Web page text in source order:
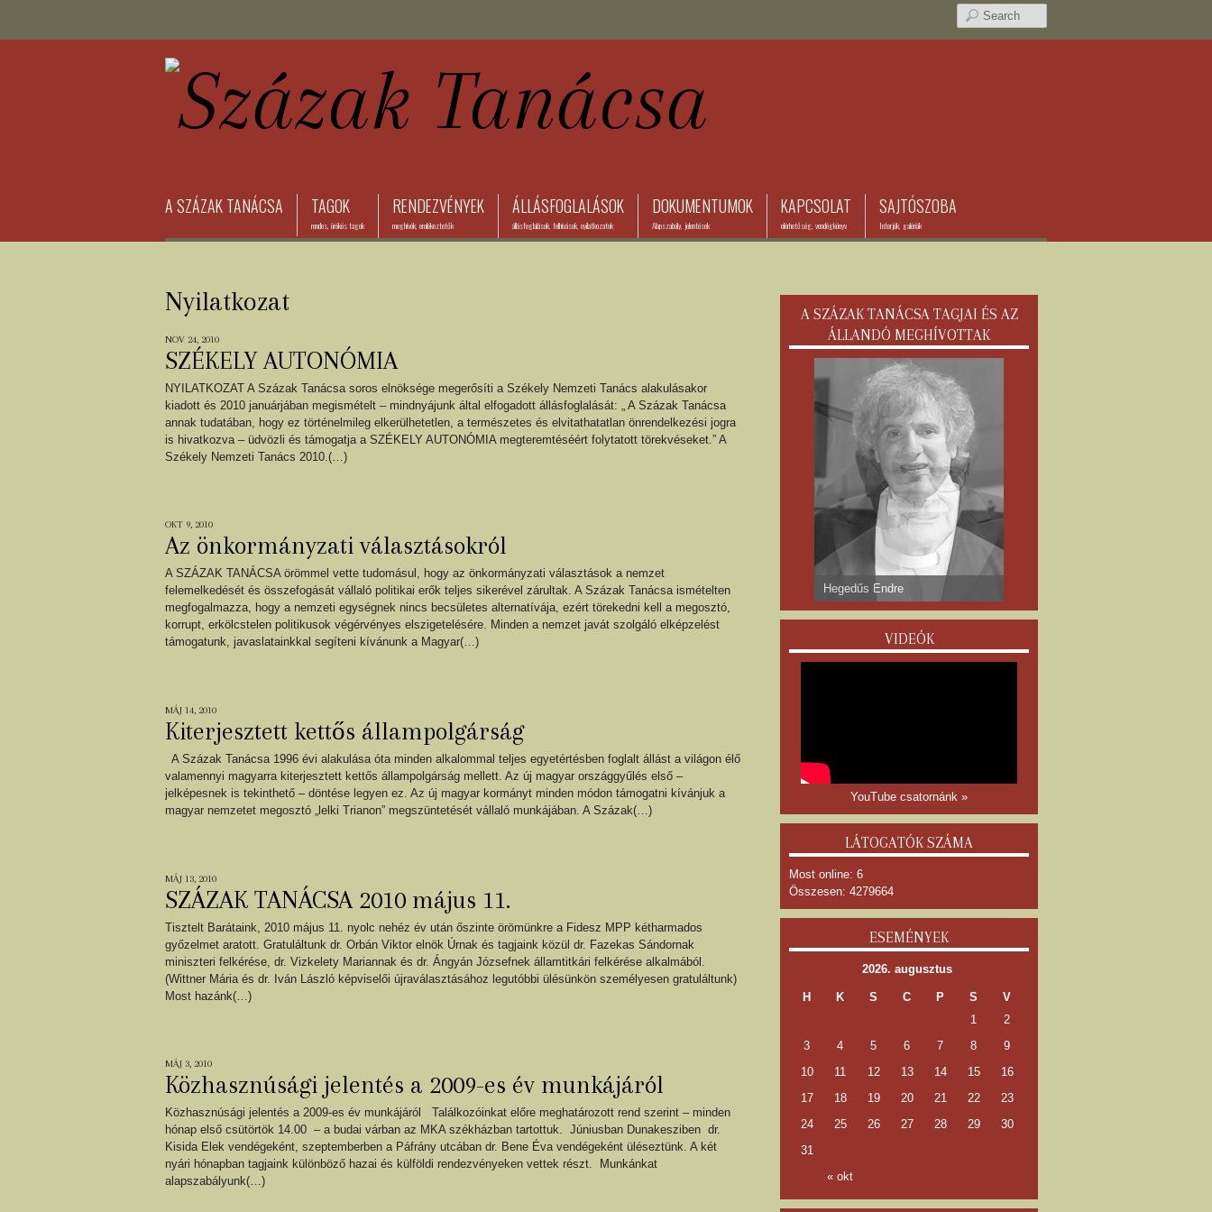
A SZÁZAK TANÁCSA TAGOK
rendes, örökös tagok
RENDEZVÉNYEK
meghívók, emlékeztetők
ÁLLÁSFOGLALÁSOK
állásfoglalások, felhívások, nyilatkozatok
DOKUMENTUMOK
Alapszabály, jelentések
KAPCSOLAT
elérhetőség, vendégkönyv
SAJTÓSZOBA
Interjúk, galériák
Nyilatkozat
NOV 24, 2010
SZÉKELY AUTONÓMIA
NYILATKOZAT A Százak Tanácsa soros elnöksége megerősíti a Székely Nemzeti Tanács alakulásakor
kiadott és 2010 januárjában megismételt – mindnyájunk által elfogadott állásfoglalását: „ A Százak Tanácsa
annak tudatában, hogy ez történelmileg elkerülhetetlen, a természetes és elvitathatatlan önrendelkezési jogra
is hivatkozva – üdvözli és támogatja a SZÉKELY AUTONÓMIA megteremtéséért folytatott törekvéseket.” A
Székely Nemzeti Tanács 2010.(…)
OKT 9, 2010
Az önkormányzati választásokról
A SZÁZAK TANÁCSA örömmel vette tudomásul, hogy az önkormányzati választások a nemzet
felemelkedését és összefogását vállaló politikai erők teljes sikerével zárultak. A Százak Tanácsa ismételten
megfogalmazza, hogy a nemzeti egységnek nincs becsületes alternatívája, ezért törekedni kell a megosztó,
korrupt, erkölcstelen politikusok végérvényes elszigetelésére. Minden a nemzet javát szolgáló elképzelést
támogatunk, javaslatainkkal segíteni kívánunk a Magyar(…)
MÁJ 14, 2010
Kiterjesztett kettős állampolgárság
A Százak Tanácsa 1996 évi alakulása óta minden alkalommal teljes egyetértésben foglalt állást a világon élő
valamennyi magyarra kiterjesztett kettős állampolgárság mellett. Az új magyar országgyűlés első –
jelképesnek is tekinthető – döntése legyen ez. Az új magyar kormányt minden módon támogatni kívánjuk a
magyar nemzetet megosztó „lelki Trianon” megszüntetését vállaló munkájában. A Százak(…)
MÁJ 13, 2010
SZÁZAK TANÁCSA 2010 május 11.
Tisztelt Barátaink, 2010 május 11. nyolc nehéz év után őszinte örömünkre a Fidesz MPP kétharmados
győzelmet aratott. Gratuláltunk dr. Orbán Viktor elnök Úrnak és tagjaink közül dr. Fazekas Sándornak
miniszteri felkérése, dr. Vizkelety Mariannak és dr. Ángyán Józsefnek államtitkári felkérése alkalmából.
(Wittner Mária és dr. Iván László képviselői újraválasztásához legutóbbi ülésünkön személyesen gratuláltunk)
Most hazánk(…)
MÁJ 3, 2010
Közhasznúsági jelentés a 2009-es év munkájáról
Közhasznúsági jelentés a 2009-es év munkájáról Találkozóinkat előre meghatározott rend szerint – minden
hónap első csütörtök 14.00 – a budai várban az MKA székházban tartottuk. Júniusban Dunakesziben dr.
Kisida Elek vendégeként, szeptemberben a Páfrány utcában dr. Bene Éva vendégeként üléseztünk. A két
nyári hónapban tagjaink különböző hazai és külföldi rendezvényeken vettek részt. Munkánkat
alapszabályunk(…)
A SZÁZAK TANÁCSA TAGJAI ÉS AZ
ÁLLANDÓ MEGHÍVOTTAK
dr. Gyulay Endre
VIDEÓK
YouTube csatornánk »
LÁTOGATÓK SZÁMA
Most online: 6
Összesen: 4279664
ESEMÉNYEK
2026. augusztus
H K S C P S V
« okt
1
2
3
4 5 6 7 8
9
10
11 12 13 14 15
16
17
18 19 20 21 22
23
24
25 26 27 28 29
30
31